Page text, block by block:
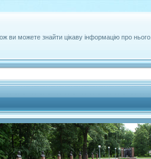
ви можете знайти цікаву інформацію про нього.